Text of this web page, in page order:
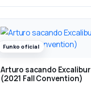
Funko oficial
Arturo sacando Excalibur
(2021 Fall Convention)